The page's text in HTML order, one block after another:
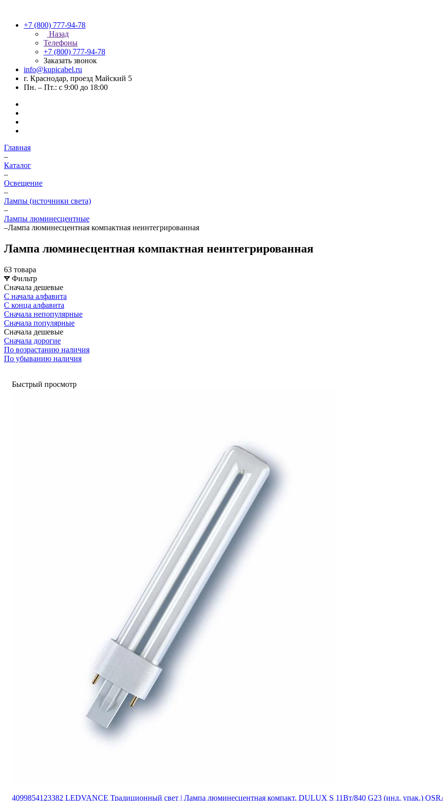
+7 (800) 777-94-78
Назад
Телефоны
+7 (800) 777-94-78
Заказать звонок
info@kupicabel.ru
г. Краснодар, проезд Майский 5
Пн. – Пт.: с 9:00 до 18:00
Главная
–
Каталог
–
Освещение
–
Лампы (источники света)
–
Лампы люминесцентные
–Лампа люминесцентная компактная неинтегрированная
Лампа люминесцентная компактная неинтегрированная
63 товара
Фильтр
Сначала дешевые
С начала алфавита
С конца алфавита
Сначала непопулярные
Сначала популярные
Сначала дешевые
Сначала дорогие
По возрастанию наличия
По убыванию наличия
Быстрый просмотр
4099854123382 LEDVANCE Традиционный свет | Лампа люминесцентная компакт. DULUX S 11Вт/840 G23 (инд. упак.)